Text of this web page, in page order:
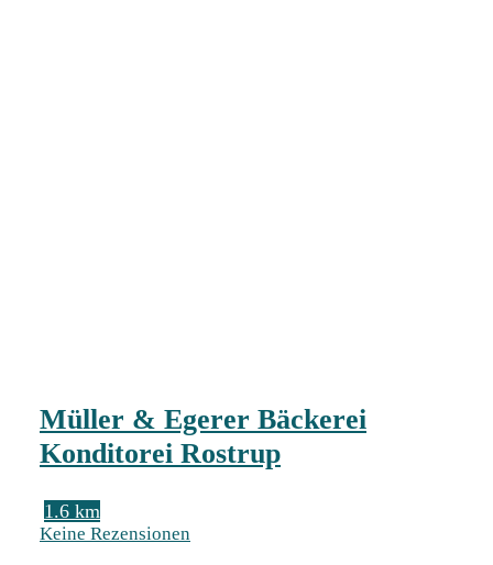
Müller & Egerer Bäckerei
Konditorei Rostrup
1.6 km
Keine Rezensionen